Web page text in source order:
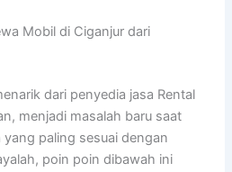
Mobil di Ciganjur dari
dari penyedia jasa Rental
menjadi masalah baru saat
paling sesuai dengan
poin poin dibawah ini